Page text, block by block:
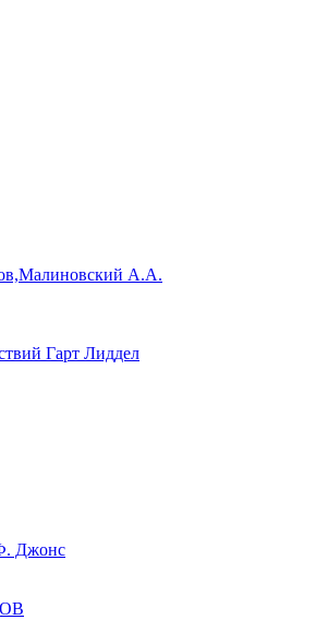
А.А.
Гарт Лиддел
Джонс